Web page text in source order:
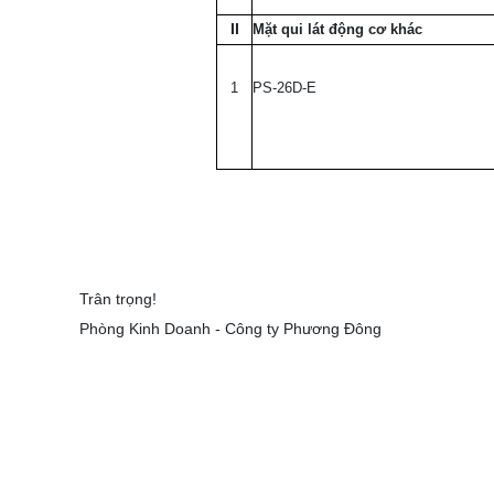
II Mặt qui lát động cơ khác
1 PS-26D-E
Trân trọng!
Phòng Kinh Doanh - Công ty Phương Đông